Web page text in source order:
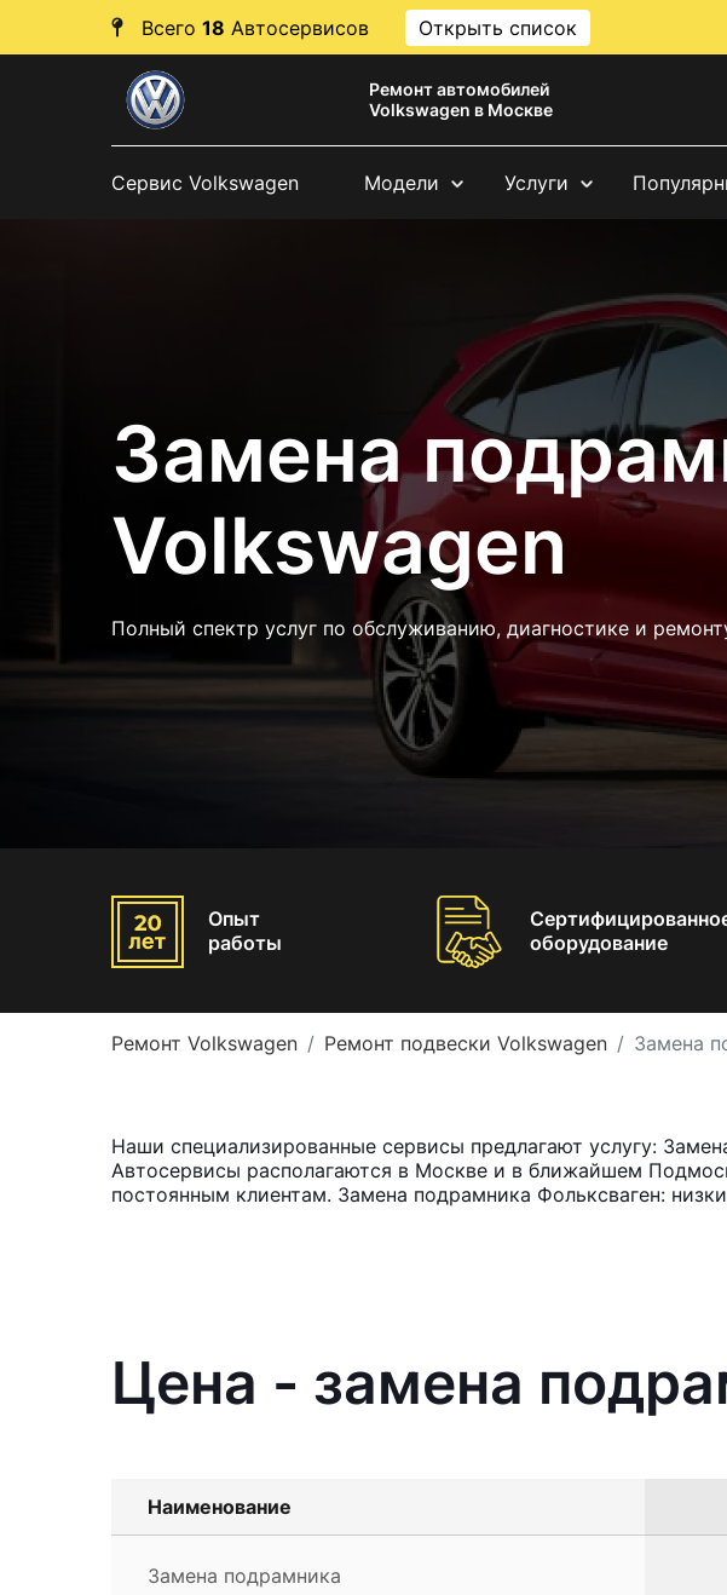
Всего 18 Автосервисов Открыть список
Ремонт автомобилей
Volkswagen в Москве
Сервис Volkswagen Модели Услуги
Замена
Volkswagen
Полный спектр услуг по обслуживанию, диагностике и
Опыт
работы
оборудование
Ремонт Volkswagen Ремонт подвески Volkswagen Замена
Наши специализированные сервисы предлагают услугу:
Автосервисы располагаются в Москве и в ближайшем
постоянным клиентам. Замена подрамника Фольксваген:
Цена - замена
Наименование
Замена подрамника